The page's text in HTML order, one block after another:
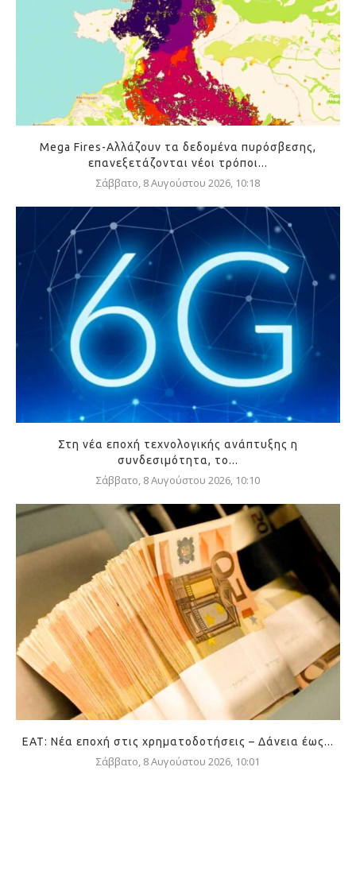
Mega Fires-Αλλάζουν τα δεδομένα πυρόσβεσης,
επανεξετάζονται νέοι τρόποι...
Σάββατο, 8 Αυγούστου 2026, 10:18
Στη νέα εποχή τεχνολογικής ανάπτυξης η
συνδεσιμότητα, το...
Σάββατο, 8 Αυγούστου 2026, 10:10
ΕΑΤ: Νέα εποχή στις χρηματοδοτήσεις – Δάνεια έως...
Σάββατο, 8 Αυγούστου 2026, 10:01